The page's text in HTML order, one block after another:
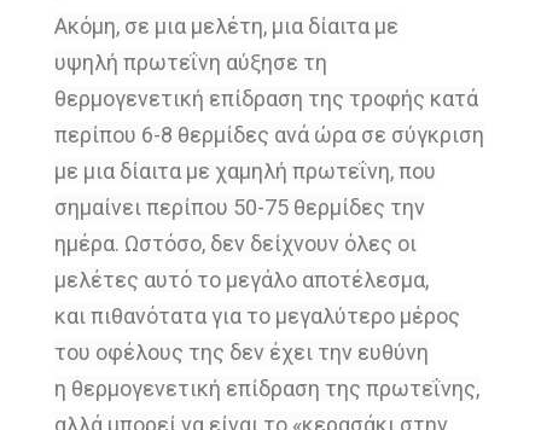
Ακόμη, σε μια μελέτη, μια δίαιτα με
υψηλή πρωτεΐνη αύξησε τη
θερμογενετική επίδραση της τροφής κατά
περίπου 6-8 θερμίδες ανά ώρα σε σύγκριση
με μια δίαιτα με χαμηλή πρωτεΐνη, που
σημαίνειπερίπου 50-75 θερμίδες την
ημέρα. Ωστόσο, δεν δείχνουν όλες οι
μελέτες αυτό το μεγάλο αποτέλεσμα,
καιπιθανότατα για το μεγαλύτερο μέρος
του οφέλους της δεν έχει την ευθύνη
η θερμογενετική επίδραση της πρωτεΐνης,
αλλά μπορεί να είναι το «κερασάκι στην